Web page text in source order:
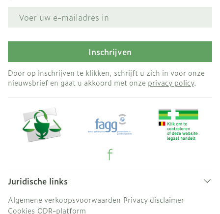
Inschrijven
Door op inschrijven te klikken, schrijft u zich in voor onze
nieuwsbrief en gaat u akkoord met onze privacy policy.
Juridische links
Algemene verkoopsvoorwaarden Privacy disclaimer
Cookies ODR-platform